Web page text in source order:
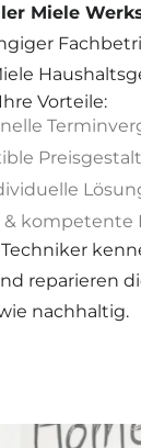
Miele
Ihre Vorteile:
& kompetente
reparieren
nachhaltig.